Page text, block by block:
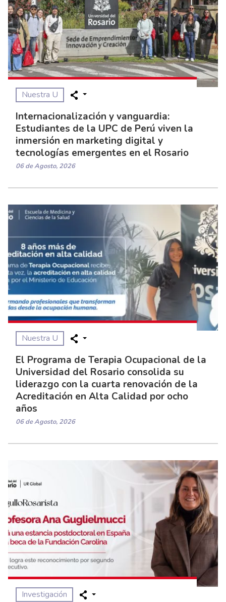
Nuestra U
Internacionalización y vanguardia:
Estudiantes de la UPC de Perú viven la
inmersión en marketing digital y
tecnologías emergentes en el Rosario
06 de Agosto, 2026
Nuestra U
El Programa de Terapia Ocupacional de la
Universidad del Rosario consolida su
liderazgo con la cuarta renovación de la
Acreditación en Alta Calidad por ocho
años
06 de Agosto, 2026
Investigación